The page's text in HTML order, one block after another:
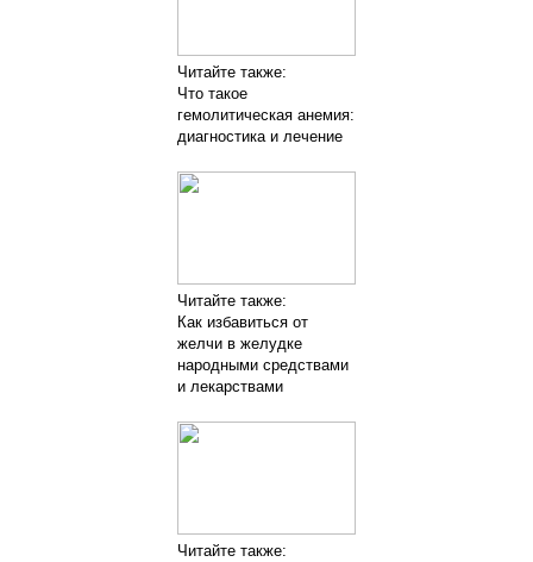
Читайте также:
Что такое
гемолитическая анемия:
диагностика и лечение
Читайте также:
Как избавиться от
желчи в желудке
народными средствами
и лекарствами
Читайте также: